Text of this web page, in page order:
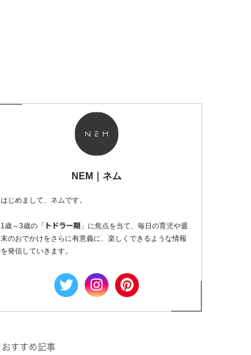
NEM｜ネム
はじめまして、ネムです。
1歳～3歳の「 トドラー期 」に焦点を当て、毎日の育児や週
末のおでかけをさらに有意義に、楽しくできるような情報
を発信していきます。
おすすめ記事